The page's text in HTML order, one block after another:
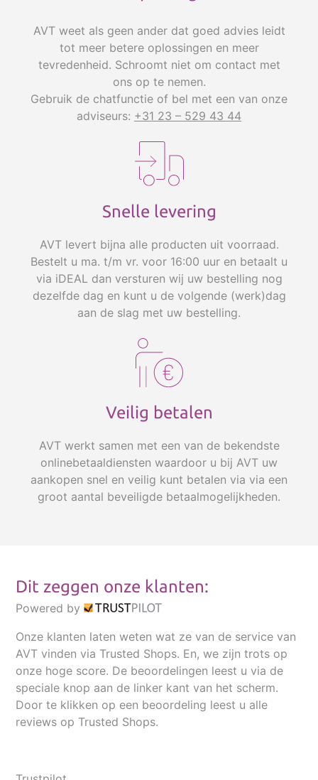
AVT weet als geen ander dat goed advies leidt
tot meer betere oplossingen en meer
tevredenheid. Schroomt niet om contact met
ons op te nemen.
Gebruik de chatfunctie of bel met een van onze
adviseurs: +31 23 – 529 43 44
Snelle levering
AVT levert bijna alle producten uit voorraad.
Bestelt u ma. t/m vr. voor 16:00 uur en betaalt u
via iDEAL dan versturen wij uw bestelling nog
dezelfde dag en kunt u de volgende (werk)dag
aan de slag met uw bestelling.
Veilig betalen
AVT werkt samen met een van de bekendste
onlinebetaaldiensten waardoor u bij AVT uw
aankopen snel en veilig kunt betalen via via een
groot aantal beveiligde betaalmogelijkheden.
Dit zeggen onze klanten:
Powered by
Onze klanten laten weten wat ze van de service van
AVT vinden via Trusted Shops. En, we zijn trots op
onze hoge score. De beoordelingen leest u via de
speciale knop aan de linker kant van het scherm.
Door te klikken op een beoordeling leest u alle
reviews op Trusted Shops.